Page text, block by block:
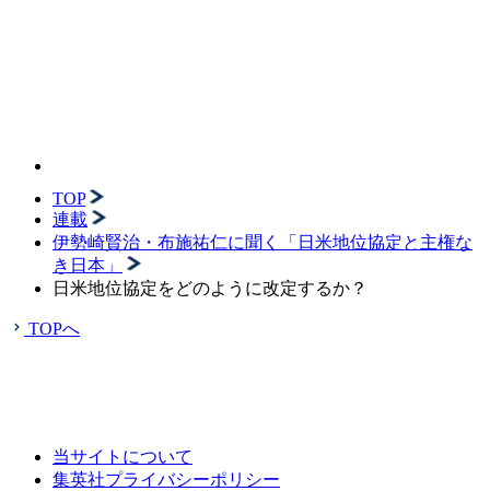
TOP
連載
伊勢崎賢治・布施祐仁に聞く「日米地位協定と主権な
き日本」
日米地位協定をどのように改定するか？
TOPへ
当サイトについて
集英社プライバシーポリシー